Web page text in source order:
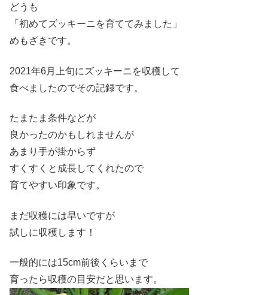
どうも
「初めてズッキーニを育ててみました」
めもざきです。
2021年6月上旬にズッキーニを収穫して
食べましたのでその記録です。
たまたま条件などが
良かったのかもしれませんが
あまり手が掛からず
すくすくと成長してくれたので
育てやすい印象です。
まだ収穫には早いですが
試しに収穫します！
一般的には15cm前後くらいまで
育ったら収穫の目安だと思います。